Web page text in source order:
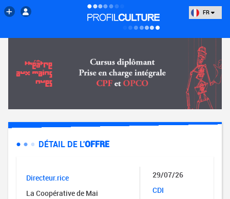
FR
DÉTAIL DE L'OFFRE
Directeur.rice
La Coopérative de Mai
29/07/26
CDI